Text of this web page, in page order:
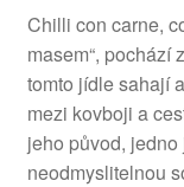
Chilli con carne,
masem“, pochází
tomto jídle sahají
mezi kovboji a
jeho původ,
neodmyslitelnou